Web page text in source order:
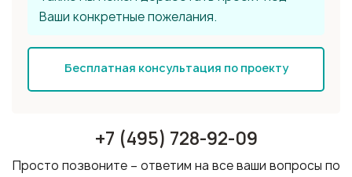
Ваши конкретные пожелания.
Бесплатная консультация по проекту
+7 (495) 728-92-09
Просто позвоните – ответим на все ваши вопросы по